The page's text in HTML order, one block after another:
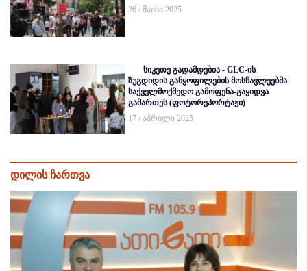
26 / მაისი 2025
სიკეთე გადამდებია - GLC-ის
ზუგდიდის განყოფილების მოსწავლეებმა
საქველმოქმედო გამოფენა-გაყიდვა
გამართეს (ფოტორეპორტაჟი)
17 / აპრილი 2025
დილის ჩართვა